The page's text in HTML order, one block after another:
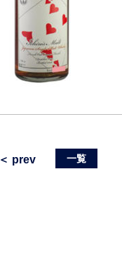
＜ prev 一覧